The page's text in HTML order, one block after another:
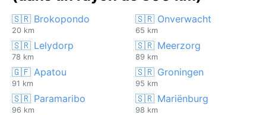
🇸🇷 Brokopondo
20 km
🇸🇷 Onverwacht
65 km
🇸🇷 Lelydorp
78 km
🇸🇷 Meerzorg
89 km
🇬🇫 Apatou
91 km
🇸🇷 Groningen
95 km
🇸🇷 Paramaribo
96 km
🇸🇷 Mariënburg
98 km